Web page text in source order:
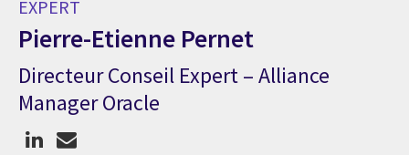
EXPERT
Pierre-Etienne Pernet
Expert Pierre-Etienne Pernet
Directeur Conseil Expert – Alliance
Manager Oracle